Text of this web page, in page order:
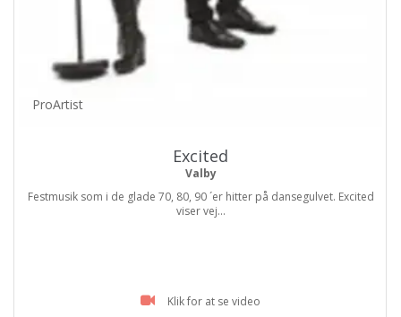
ProArtist
Excited
Valby
Festmusik som i de glade 70, 80, 90 ´er hitter på dansegulvet. Excited
viser vej...
Klik for at se video